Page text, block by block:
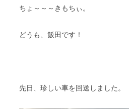
ちょ～～～きもちぃ。
どうも、飯田です！
先日、珍しい車を回送しました。